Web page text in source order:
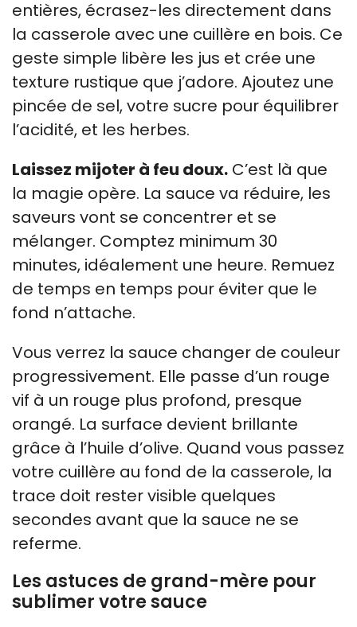
entières, écrasez-les directement dans
la casserole avec une cuillère en bois. Ce
geste simple libère les jus et crée une
texture rustique que j’adore. Ajoutez une
pincée de sel, votre sucre pour équilibrer
l’acidité, et les herbes.
Laissez mijoter à feu doux. C’est là que
la magie opère. La sauce va réduire, les
saveurs vont se concentrer et se
mélanger. Comptez minimum 30
minutes, idéalement une heure. Remuez
de temps en temps pour éviter que le
fond n’attache.
Vous verrez la sauce changer de couleur
progressivement. Elle passe d’un rouge
vif à un rouge plus profond, presque
orangé. La surface devient brillante
grâce à l’huile d’olive. Quand vous passez
votre cuillère au fond de la casserole, la
trace doit rester visible quelques
secondes avant que la sauce ne se
referme.
Les astuces de grand-mère pour
sublimer votre sauce